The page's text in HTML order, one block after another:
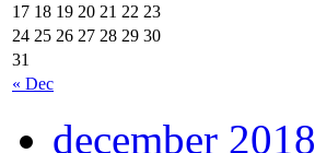
« Dec
17 18 19 20 21 22 23
24 25 26 27 28 29 30
31
december 2018